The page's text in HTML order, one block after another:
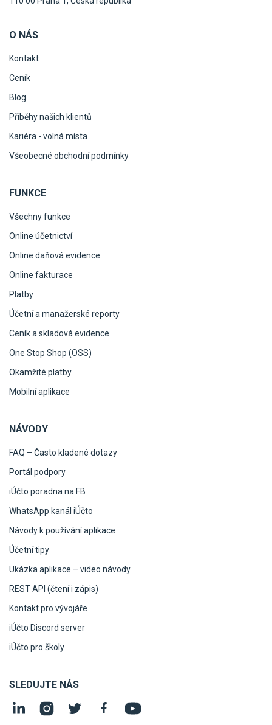
Pro spolky
O NÁS
Kontakt
Ceník
Blog
Příběhy našich klientů
Kariéra - volná místa
Všeobecné obchodní podmínky
FUNKCE
Všechny funkce
Online účetnictví
Online daňová evidence
Online fakturace
Platby
Účetní a manažerské reporty
Ceník a skladová evidence
One Stop Shop (OSS)
Okamžité platby
Mobilní aplikace
NÁVODY
FAQ – Často kladené dotazy
Portál podpory
iÚčto poradna na FB
WhatsApp kanál iÚčto
Návody k používání aplikace
Účetní tipy
Ukázka aplikace – video návody
REST API (čtení i zápis)
Kontakt pro vývojáře
iÚčto Discord server
iÚčto pro školy
SLEDUJTE NÁS